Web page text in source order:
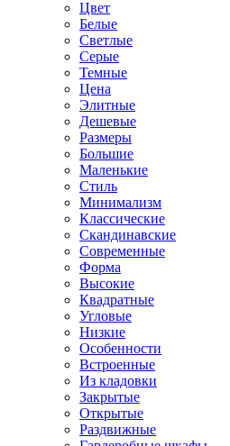
Цвет
Белые
Светлые
Серые
Темные
Цена
Элитные
Дешевые
Размеры
Большие
Маленькие
Стиль
Минимализм
Классические
Скандинавские
Современные
Форма
Высокие
Квадратные
Угловые
Низкие
Особенности
Встроенные
Из кладовки
Закрытые
Открытые
Раздвижные